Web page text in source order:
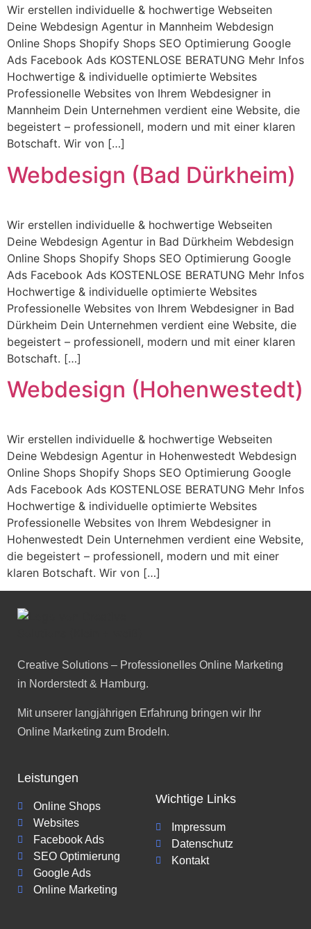
Wir erstellen individuelle & hochwertige Webseiten
Deine Webdesign Agentur in Mannheim Webdesign
Online Shops Shopify Shops SEO Optimierung Google
Ads Facebook Ads KOSTENLOSE BERATUNG Mehr Infos
Hochwertige & individuelle optimierte Websites
Professionelle Websites von Ihrem Webdesigner in
Mannheim Dein Unternehmen verdient eine Website, die
begeistert – professionell, modern und mit einer klaren
Botschaft. Wir von […]
Webdesign (Bad Dürkheim)
Wir erstellen individuelle & hochwertige Webseiten
Deine Webdesign Agentur in Bad Dürkheim Webdesign
Online Shops Shopify Shops SEO Optimierung Google
Ads Facebook Ads KOSTENLOSE BERATUNG Mehr Infos
Hochwertige & individuelle optimierte Websites
Professionelle Websites von Ihrem Webdesigner in Bad
Dürkheim Dein Unternehmen verdient eine Website, die
begeistert – professionell, modern und mit einer klaren
Botschaft. […]
Webdesign (Hohenwestedt)
Wir erstellen individuelle & hochwertige Webseiten
Deine Webdesign Agentur in Hohenwestedt Webdesign
Online Shops Shopify Shops SEO Optimierung Google
Ads Facebook Ads KOSTENLOSE BERATUNG Mehr Infos
Hochwertige & individuelle optimierte Websites
Professionelle Websites von Ihrem Webdesigner in
Hohenwestedt Dein Unternehmen verdient eine Website,
die begeistert – professionell, modern und mit einer
klaren Botschaft. Wir von […]
Creative Solutions – Professionelles Online Marketing
in Norderstedt & Hamburg.
Mit unserer langjährigen Erfahrung bringen wir Ihr
Online Marketing zum Brodeln.
Leistungen
Online Shops
Websites
Facebook Ads
SEO Optimierung
Google Ads
Online Marketing
Wichtige Links
Impressum
Datenschutz
Kontakt